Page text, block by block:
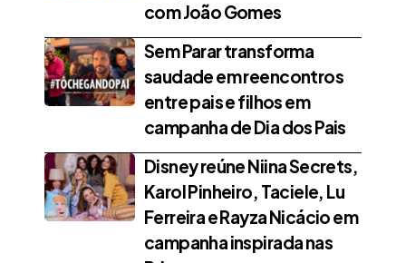
com João Gomes
Sem Parar transforma
saudade em reencontros
entre pais e filhos em
campanha de Dia dos Pais
Disney reúne Niina Secrets,
Karol Pinheiro, Taciele, Lu
Ferreira e Rayza Nicácio em
campanha inspirada nas